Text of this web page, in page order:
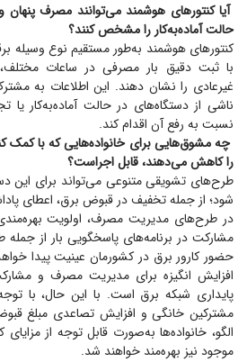
آیا کنتور‌های هوشمند می‌توانند مصرف
حالت آماده‌به‌کار را مشخص کنند؟
کنتور‌های هوشمند به‌طور مستقیم نوع وسیله
با ثبت دقیق بار مصرفی در ساعات
غیرعادی را نشان دهند. این اطلاعات به
ناشی از دستگاه‌های در حالت آماده‌به‌کار یا
نسبت به رفع آن اقدام کند.
چه مشوق‌هایی برای خانواده‌هایی که با
را کاهش می‌دهند، قابل اجراست؟
طرح‌های تشویقی متنوعی می‌تواند برای این
شود؛ از جمله تخفیف در قبوض برق، اعطای
در طرح‌های مدیریت مصرف، اولویت
مشارکت در برنامه‌های پاسخگویی بار از
حضور کارور برق در کشورمان عینیت پیدا
افزایش انگیزه برای مدیریت مصرف و
پایداری شبکه برق است. با این حال، با
مشترکین خانگی و افزایش تصاعدی مبلغ
الگو، خانواده‌ها به‌صورت قابل توجه از
موجود نیز بهره‌مند خواهند شد.